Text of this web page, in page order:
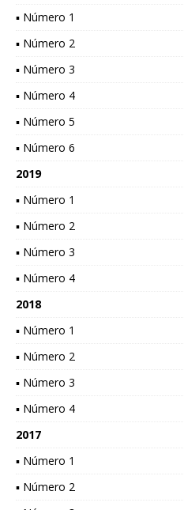
▪ Número 1
▪ Número 2
▪ Número 3
▪ Número 4
▪ Número 5
▪ Número 6
2019
▪ Número 1
▪ Número 2
▪ Número 3
▪ Número 4
2018
▪ Número 1
▪ Número 2
▪ Número 3
▪ Número 4
2017
▪ Número 1
▪ Número 2